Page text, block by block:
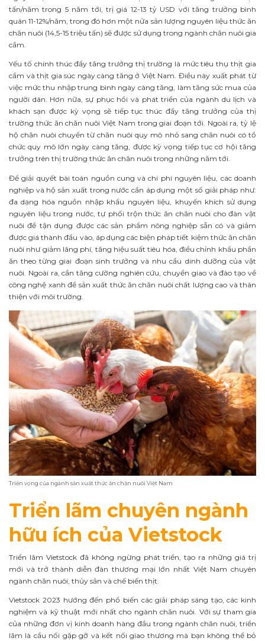
tấn/năm trong 5 năm tới, trị giá 12-13 tỷ USD với tăng trưởng bình
quân 11-12%/năm, trong đó hơn một nửa sản lượng nguyên liệu thức ăn
chăn nuôi (14,5-15 triệu tấn) sẽ được sử dụng trong ngành chăn nuôi gia
cầm.
Yếu tố chính thúc đẩy tăng trưởng thị trường là mức tiêu thụ thịt gia
cầm và thịt gia súc ngày càng tăng ở Việt Nam. Điều này xuất phát từ
việc mức thu nhập trung bình ngày càng tăng, làm tăng sức mua của
người dân. Hơn nữa, sự phục hồi và phát triển của ngành du lịch và
khách sạn được kỳ vọng sẽ tiếp tục thúc đẩy tăng trưởng của thị
trường thức ăn chăn nuôi Việt Nam trong giai đoạn tới. Ngoài ra, tỷ lệ
hộ chăn nuôi chuyển từ chăn nuôi quy mô nhỏ sang chăn nuôi có tổ
chức quy mô lớn ngày càng tăng, được kỳ vọng tiếp tục cơ hội tăng
trưởng trên thị trường thức ăn chăn nuôi trong những năm tới.
Để giải quyết bài toán nguồn cung và chi phí nguyên liệu, các doanh
nghiệp và hộ sản xuất trong nước cần áp dụng một số giải pháp như:
đa dạng hóa nguồn nhập khẩu nguyên liệu, khuyến khích sử dụng
nguyên liệu trong nước, tự phối trộn thức ăn chăn nuôi cho đàn vật
nuôi để tận dụng được các sản phẩm nông nghiệp sẵn có và giảm
được giá thành đầu vào, áp dụng các biện pháp tiết kiệm thức ăn chăn
nuôi như giảm lãng phí, tăng hiệu suất tiêu hóa, điều chỉnh khẩu phần
ăn theo từng giai đoạn sinh trưởng và nhu cầu dinh dưỡng của vật
nuôi. Ngoài ra, cần tăng cường nghiên cứu, chuyển giao và đào tạo về
công nghệ xanh để sản xuất thức ăn chăn nuôi chất lượng cao và thân
thiện với môi trường.
Triển vọng của ngành sản xuất thức ăn chăn nuôi Việt Nam
Triển lãm chuyên ngành
hữu ích của Vietstock
Triển lãm Vietstock đã không ngừng phát triển, tạo ra những giá trị
mới và trở thành diễn đàn thương mại lớn nhất Việt Nam chuyên
ngành chăn nuôi, thủy sản và chế biến thịt.
Vietstock 2023 hướng đến phổ biến các giải pháp sáng tạo, các kinh
nghiệm và kỹ thuật mới nhất cho ngành chăn nuôi. Với sự tham gia
của những đơn vị kinh doanh hàng đầu trong ngành chăn nuôi, triển
lãm là cầu nối gặp gỡ và kết nối giao thương mà bạn không thể bỏ